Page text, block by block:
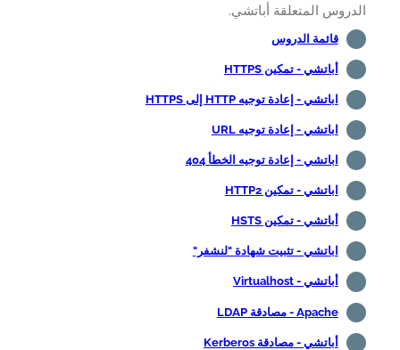
المتعلقة أباتشي.
قائمة الدروس
أباتشي - تمكين HTTPS
اباتشي - إعادة توجيه HTTP إلى HTTPS
اباتشي - إعادة توجيه URL
اباتشي - إعادة توجيه الخطأ 404
اباتشي - تمكين HTTP2
أباتشي - تمكين HSTS
اباتشي - تثبيت شهادة "لنشفر"
أباتشي - Virtualhost
Apache - مصادقة LDAP
أباتشي - مصادقة Kerberos